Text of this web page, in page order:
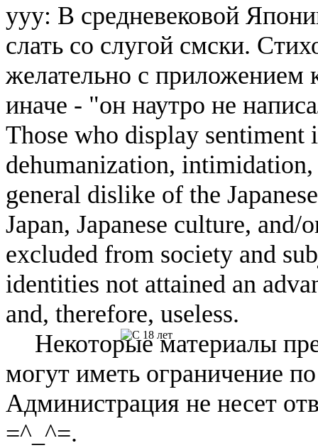
yyy: В средневековой
слать со слугой смски.
желательно с приложением
иначе - "он наутро не
Those who display
dehumanization,
general dislike of the
Japan, Japanese culture, and/
excluded from society and
identities not attained an
and, therefore, useless.
Некоторые материалы
могут иметь ограничение
Администрация не несет
=^_^=.